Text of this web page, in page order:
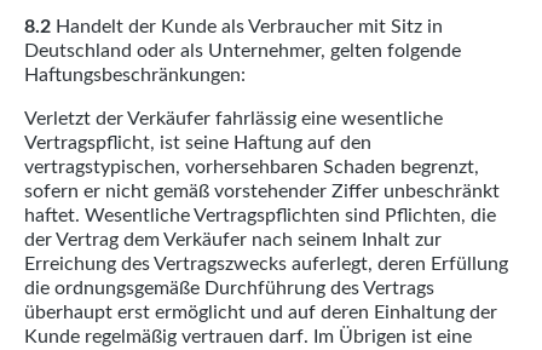
8.2 Handelt der Kunde als Verbraucher mit Sitz in
Deutschland oder als Unternehmer, gelten folgende
Haftungsbeschränkungen:
Verletzt der Verkäufer fahrlässig eine wesentliche
Vertragspflicht, ist seine Haftung auf den
vertragstypischen, vorhersehbaren Schaden begrenzt,
sofern er nicht gemäß vorstehender Ziffer unbeschränkt
haftet. Wesentliche Vertragspflichten sind Pflichten, die
der Vertrag dem Verkäufer nach seinem Inhalt zur
Erreichung des Vertragszwecks auferlegt, deren Erfüllung
die ordnungsgemäße Durchführung des Vertrags
überhaupt erst ermöglicht und auf deren Einhaltung der
Kunde regelmäßig vertrauen darf. Im Übrigen ist eine